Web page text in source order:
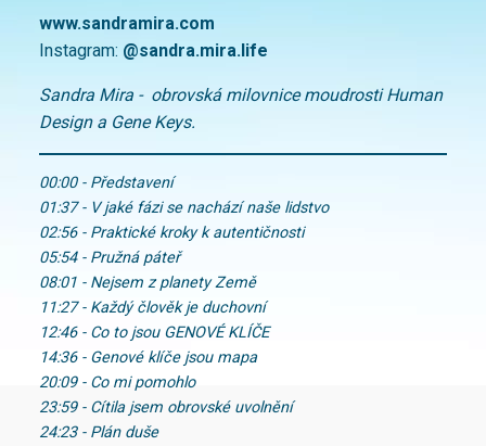
www.sandramira.com
Instagram: @sandra.mira.life
Sandra Mira - obrovská milovnice moudrosti Human
Design a Gene Keys.
00:00 - Představení
01:37 - V jaké fázi se nachází naše lidstvo
02:56 - Praktické kroky k autentičnosti
05:54 - Pružná páteř
08:01 - Nejsem z planety Země
11:27 - Každý člověk je duchovní
12:46 - Co to jsou GENOVÉ KLÍČE
14:36 - Genové klíče jsou mapa
20:09 - Co mi pomohlo
23:59 - Cítila jsem obrovské uvolnění
24:23 - Plán duše